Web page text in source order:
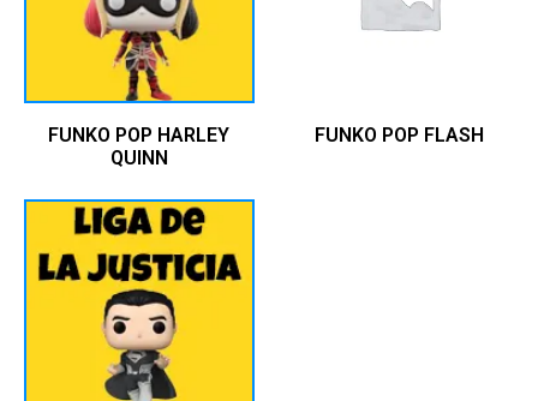
FUNKO POP HARLEY
QUINN
FUNKO POP FLASH